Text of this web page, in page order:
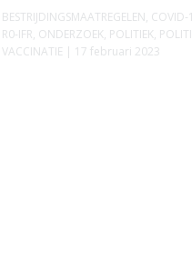
BESTRIJDINGSMAATREGELEN, COVID-
R0-IFR, ONDERZOEK, POLITIEK,
VACCINATIE | 17 februari 2023